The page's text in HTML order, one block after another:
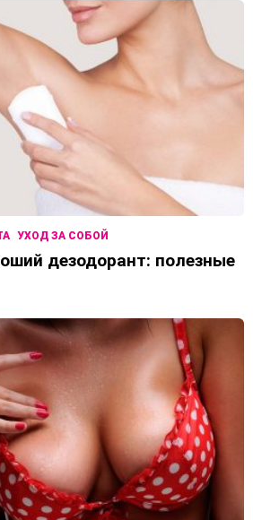
УХОД ЗА СОБОЙ
дезодорант: полезные